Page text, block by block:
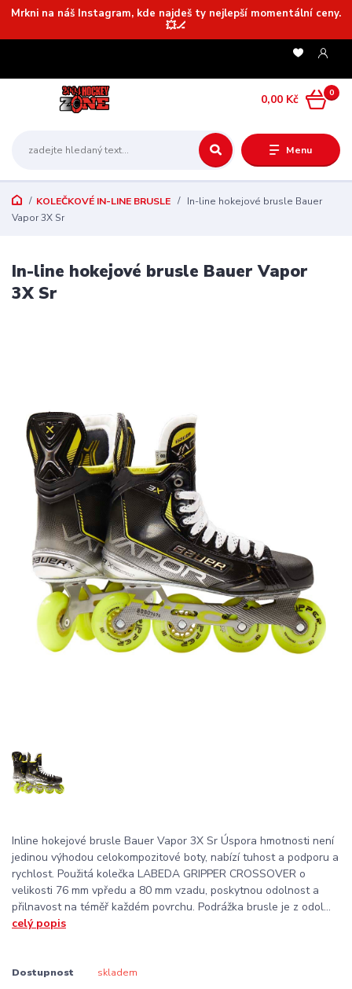
Mrkni na náš Instagram, kde najdeš ty nejlepší momentální ceny.
💥🏒
Menu
0
0,00 Kč
KOLEČKOVÉ IN-LINE BRUSLE
In-line hokejové brusle Bauer
Vapor 3X Sr
In-line hokejové brusle Bauer Vapor
3X Sr
Inline hokejové brusle Bauer Vapor 3X Sr Úspora hmotnosti není
jedinou výhodou celokompozitové boty, nabízí tuhost a podporu a
rychlost. Použitá kolečka LABEDA GRIPPER CROSSOVER o
velikosti 76 mm vpředu a 80 mm vzadu, poskytnou odolnost a
přilnavost na téměř každém povrchu. Podrážka brusle je z odol...
celý popis
Dostupnost skladem